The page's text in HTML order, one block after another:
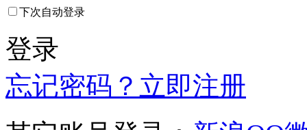
下次自动登录
登录
忘记密码？ 立即注册